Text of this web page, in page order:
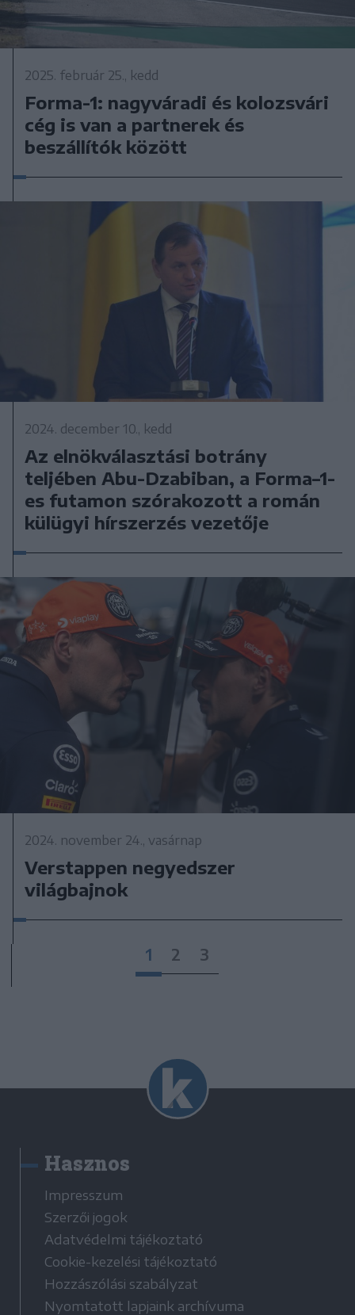
2025. február 25., kedd
Forma-1: nagyváradi és kolozsvári
cég is van a partnerek és
beszállítók között
2024. december 10., kedd
Az elnökválasztási botrány
teljében Abu-Dzabiban, a Forma–1-
es futamon szórakozott a román
külügyi hírszerzés vezetője
2024. november 24., vasárnap
Verstappen negyedszer
világbajnok
1 2 3
Hasznos
Impresszum
Szerzői jogok
Adatvédelmi tájékoztató
Cookie-kezelési tájékoztató
Hozzászólási szabályzat
Nyomtatott lapjaink archívuma